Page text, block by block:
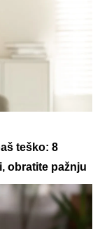
teško: 8
obratite pažnju